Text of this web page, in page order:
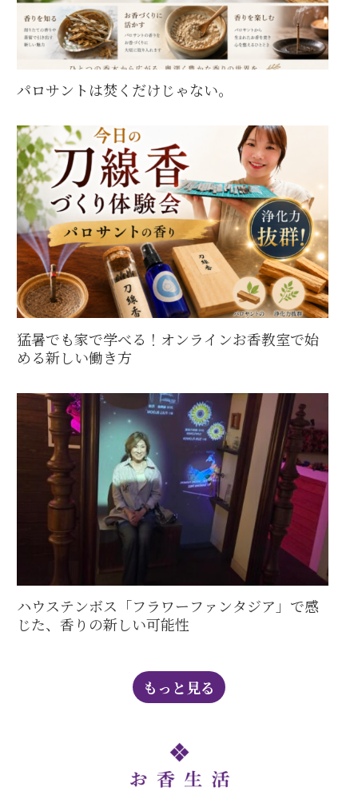
パロサントは焚くだけじゃない。
猛暑でも家で学べる！オンラインお香教室で始
める新しい働き方
ハウステンボス「フラワーファンタジア」で感
じた、香りの新しい可能性
もっと見る